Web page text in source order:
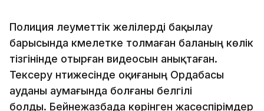
Полиция әлеуметтік желілерді бақылау
барысында кәмелетке толмаған баланың көлік
тізгінінде отырған видеосын анықтаған.
Тексеру нәтижесінде оқиғаның Ордабасы
ауданы аумағында болғаны белгілі
болды. Бейнежазбада көрінген жасөспірімдер